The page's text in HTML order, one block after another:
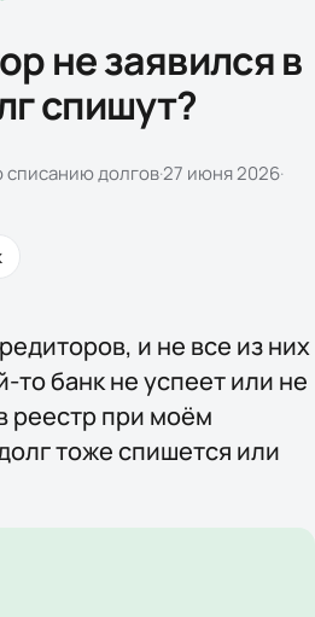
не заявился в
спишут?
списанию долгов·27 июня 2026·
и не все из них
то банк не успеет или не
реестр при моём
тоже спишется или